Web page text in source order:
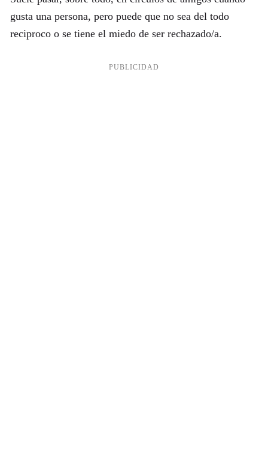
gusta una persona, pero puede que no sea del todo
reciproco o se tiene el miedo de ser rechazado/a.